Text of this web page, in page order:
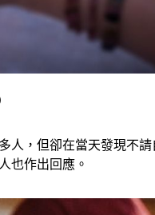
，但卻在當天發現不
也作出回應。